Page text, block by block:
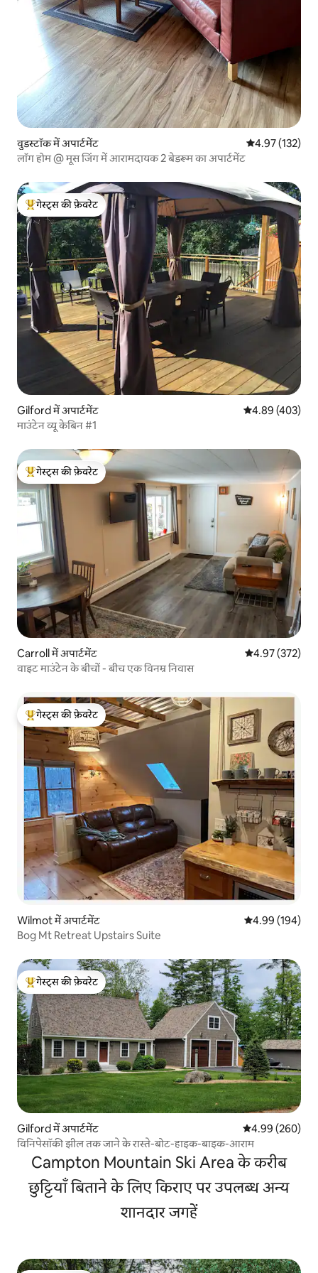
वुडस्टॉक में अपार्टमेंट औसत रेटिंग 5 में से
4.97 (132)
लॉग होम @ मूस जिंग में आरामदायक 2 बेडरूम का अपार्टमेंट
गेस्ट्स का टॉप फ़ेवरेट
गेस्ट्स की फ़ेवरेट
Gilford में अपार्टमेंट औसत रेटिंग 5 में से
4.89 (403)
माउंटेन व्यू केबिन #1
गेस्ट्स का टॉप फ़ेवरेट
गेस्ट्स की फ़ेवरेट
Carroll में अपार्टमेंट औसत रेटिंग 5 में से
4.97 (372)
वाइट माउंटेन के बीचों - बीच एक विनम्र निवास
गेस्ट्स का टॉप फ़ेवरेट
गेस्ट्स की फ़ेवरेट
Wilmot में अपार्टमेंट औसत रेटिंग 5 में से
4.99 (194)
Bog Mt Retreat Upstairs Suite
गेस्ट्स का टॉप फ़ेवरेट
गेस्ट्स की फ़ेवरेट
Gilford में अपार्टमेंट औसत रेटिंग 5 में से
4.99 (260)
विनिपेसॉकी झील तक जाने के रास्ते-बोट-हाइक-बाइक-आराम
Campton Mountain Ski Area के करीब
छुट्टियाँ बिताने के लिए किराए पर उपलब्ध अन्य
शानदार जगहें